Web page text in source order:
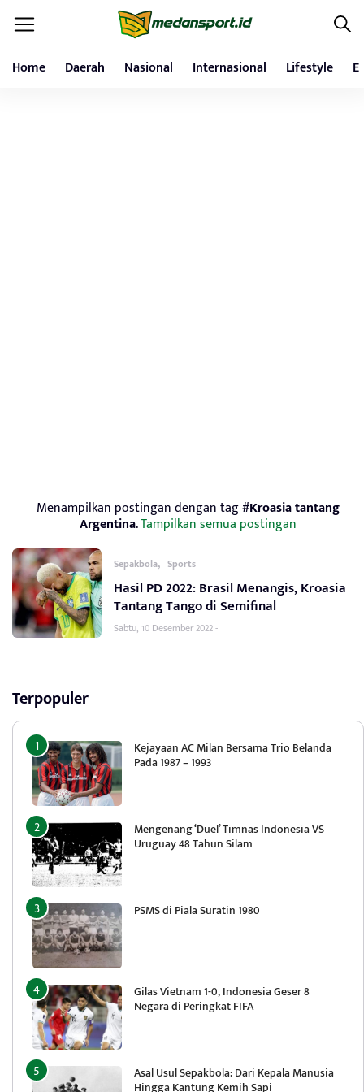
Home Daerah Nasional Internasional Lifestyle
Menampilkan postingan dengan tag#Kroasia tantang
Argentina.Tampilkan semua postingan
Sepakbola, Sports
Hasil PD 2022: Brasil Menangis, Kroasia
Tantang Tango di Semifinal
Sabtu, 10 Desember 2022 -
Terpopuler
Kejayaan AC Milan Bersama Trio Belanda
Pada 1987 – 1993
Mengenang ‘Duel’ Timnas Indonesia VS
Uruguay 48 Tahun Silam
PSMS di Piala Suratin 1980
Gilas Vietnam 1-0, Indonesia Geser 8
Negara di Peringkat FIFA
Asal Usul Sepakbola: Dari Kepala Manusia
Hingga Kantung Kemih Sapi